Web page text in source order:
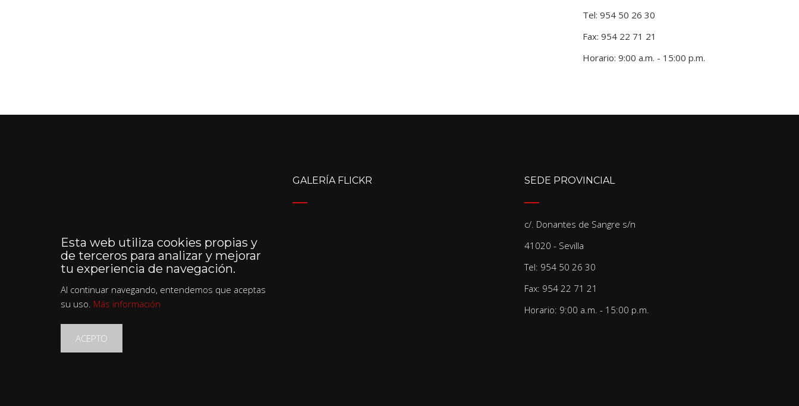
Tel: 954 50 26 30
Fax: 954 22 71 21
Horario: 9:00 a.m. - 15:00 p.m.
Esta web utiliza cookies propias y
de terceros para analizar y mejorar
tu experiencia de navegación.
Al continuar navegando, entendemos que aceptas
su uso. Más información
ACEPTO
GALERÍA FLICKR SEDE PROVINCIAL
c/. Donantes de Sangre s/n
41020 - Sevilla
Tel: 954 50 26 30
Fax: 954 22 71 21
Horario: 9:00 a.m. - 15:00 p.m.